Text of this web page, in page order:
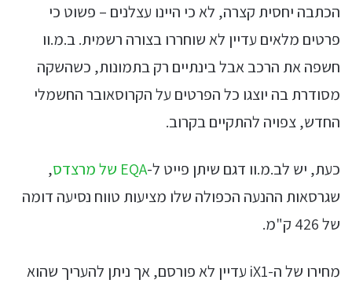
הכתבה יחסית קצרה, לא כי היינו עצלנים – פשוט כי
פרטים מלאים עדיין לא שוחררו בצורה רשמית. ב.מ.וו
חשפה את הרכב אבל בינתיים רק בתמונות, כשהשקה
מסודרת בה יוצגו כל הפרטים על הקרוסאובר החשמלי
החדש, צפויה להתקיים בקרוב.
כעת, יש לב.מ.וו דגם שיתן פייט ל-EQA של מרצדס
,
שגרסאות ההנעה הכפולה שלו מציעות טווח נסיעה דומה
של 426 ק"מ.
מחירו של ה-iX1 עדיין לא פורסם, אך ניתן להעריך שהוא